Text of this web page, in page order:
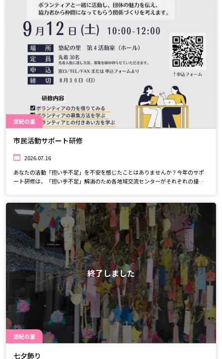
とつだけのアート作品となります。ぜひ見に来てください。
悠紀の里
市民活動サポート研修
2026.07.16
あなたの活動「担い手不足」を不安を感じたことはありませんか？今年のサポ
ート研修は、「担い手不足」解消のため各地域交流センターがそれぞれの提案
悠紀の里
終了しました
七夕飾り